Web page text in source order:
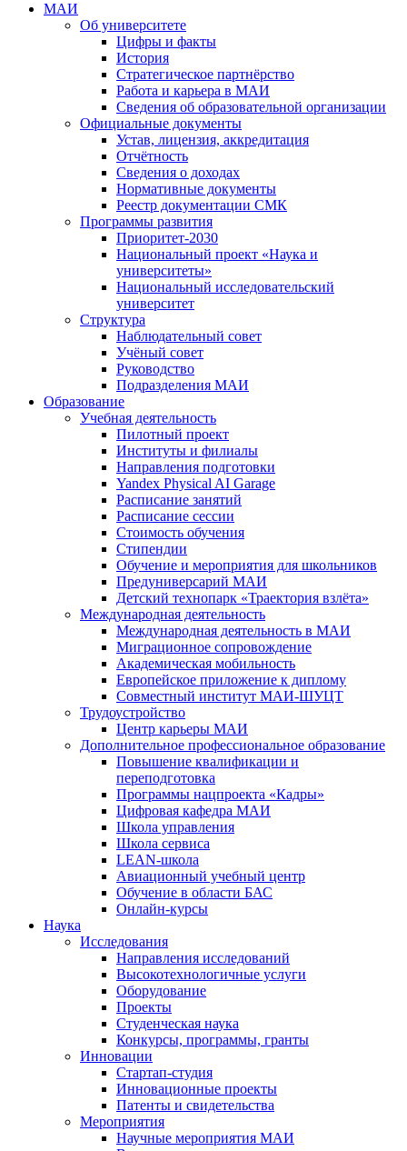
МАИ
Об университете
Цифры и факты
История
Стратегическое партнёрство
Работа и карьера в МАИ
Сведения об образовательной организации
Официальные документы
Устав, лицензия, аккредитация
Отчётность
Сведения о доходах
Нормативные документы
Реестр документации СМК
Программы развития
Приоритет-2030
Национальный проект «Наука и
университеты»
Национальный исследовательский
университет
Структура
Наблюдательный совет
Учёный совет
Руководство
Подразделения МАИ
Образование
Учебная деятельность
Пилотный проект
Институты и филиалы
Направления подготовки
Yandex Physical AI Garage
Расписание занятий
Расписание сессии
Стоимость обучения
Стипендии
Обучение и мероприятия для школьников
Предуниверсарий МАИ
Детский технопарк «Траектория взлёта»
Международная деятельность
Международная деятельность в МАИ
Миграционное сопровождение
Академическая мобильность
Европейское приложение к диплому
Совместный институт МАИ-ШУЦТ
Трудоустройство
Центр карьеры МАИ
Дополнительное профессиональное образование
Повышение квалификации и
переподготовка
Программы нацпроекта «Кадры»
Цифровая кафедра МАИ
Школа управления
Школа сервиса
LEAN-школа
Авиационный учебный центр
Обучение в области БАС
Онлайн-курсы
Наука
Исследования
Направления исследований
Высокотехнологичные услуги
Оборудование
Проекты
Студенческая наука
Конкурсы, программы, гранты
Инновации
Стартап-студия
Инновационные проекты
Патенты и свидетельства
Мероприятия
Научные мероприятия МАИ